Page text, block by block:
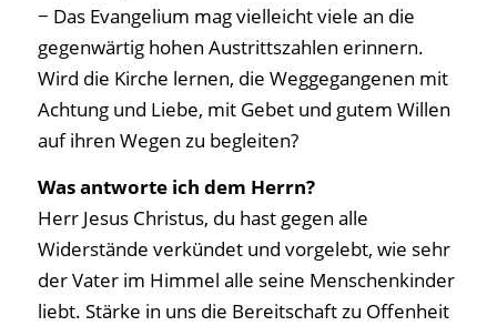
− Das Evangelium mag vielleicht viele an die
gegenwärtig hohen Austrittszahlen erinnern.
Wird die Kirche lernen, die Weggegangenen mit
Achtung und Liebe, mit Gebet und gutem Willen
auf ihren Wegen zu begleiten?
Was antworte ich dem Herrn?
Herr Jesus Christus, du hast gegen alle
Widerstände verkündet und vorgelebt, wie sehr
der Vater im Himmel alle seine Menschenkinder
liebt. Stärke in uns die Bereitschaft zu Offenheit